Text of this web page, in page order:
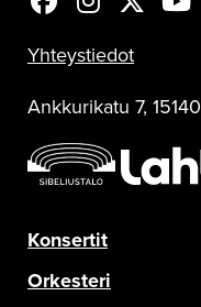
Sinfonia Lahti
Sinfonia
Yhteystiedot
Ankkurikatu 7,
Konsertit
Orkesteri